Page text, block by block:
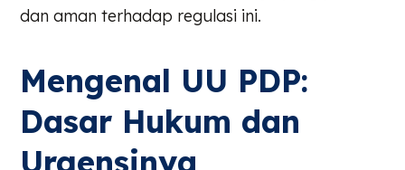
dan aman terhadap regulasi ini.
Mengenal UU PDP:
Dasar Hukum dan
Urgensinya